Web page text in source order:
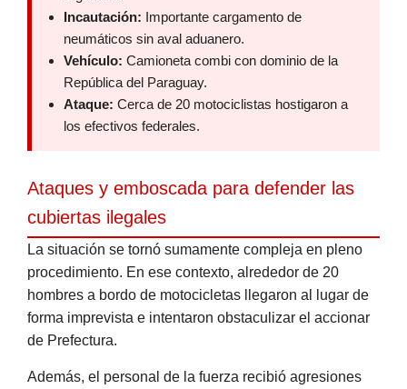
Incautación: Importante cargamento de
neumáticos sin aval aduanero.
Vehículo: Camioneta combi con dominio de la
República del Paraguay.
Ataque: Cerca de 20 motociclistas hostigaron a
los efectivos federales.
Ataques y emboscada para defender las
cubiertas ilegales
La situación se tornó sumamente compleja en pleno
procedimiento. En ese contexto, alrededor de 20
hombres a bordo de motocicletas llegaron al lugar de
forma imprevista e intentaron obstaculizar el accionar
de Prefectura.
Además, el personal de la fuerza recibió agresiones